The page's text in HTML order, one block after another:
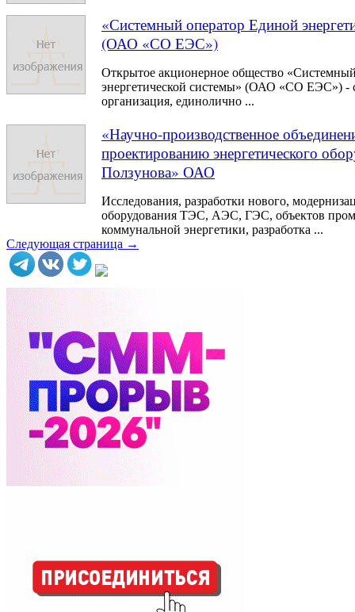
«Системный оператор Единой
(ОАО «СО ЕЭС»)
Открытое акционерное общество
энергетической системы» (ОАО «СО ЕЭС») -
организация, единолично ...
«Научно-производственное
проектированию энергетического
Ползунова» ОАО
Исследования, разработки нового,
оборудования ТЭС, АЭС, ГЭС, объектов
коммунальной энергетики, разработка ...
Следующая страница →